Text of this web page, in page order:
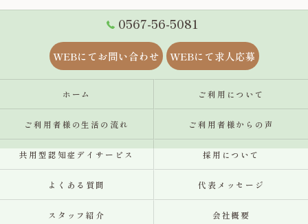
0567-56-5081
WEBにてお問い合わせ WEBにて求人応募
ホーム ご利用について
ご利用者様の生活の流れ ご利用者様からの声
共用型認知症デイサービス 採用について
よくある質問 代表メッセージ
スタッフ紹介 会社概要